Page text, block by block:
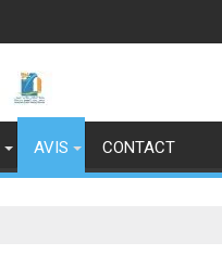
العرش المجيد
AVIS CONTACT